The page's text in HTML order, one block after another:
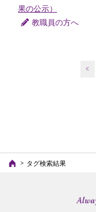
果の公示）
教職員の方へ
タグ検索結果